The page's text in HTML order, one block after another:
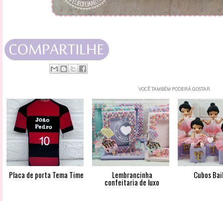
VOCÊ TAMBÉM PODERÁ GOSTAR
Placa de porta Tema Time Lembrancinha
confeitaria de luxo
Cubos